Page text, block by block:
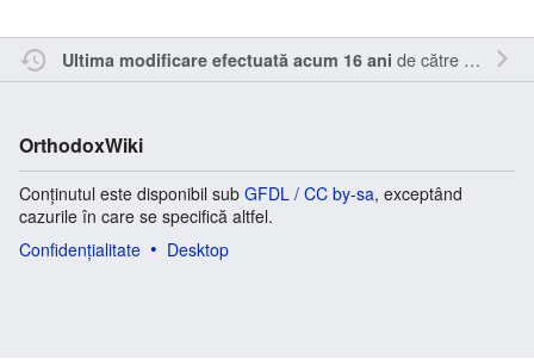
Ultima modificare efectuată acum 16 ani de către
OrthodoxWiki
Conținutul este disponibil sub GFDL / CC by-sa, exceptând
cazurile în care se specifică altfel.
Confidențialitate
Desktop